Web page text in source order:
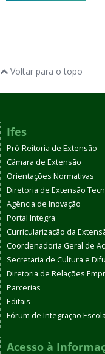
Voltar para o topo
Ifes
Pró-Reitoria de Extensão
Câmara de Extensão
Orientações Normativas
Diretoria de Extensão
Agência de Inovação
Portal Integra
Curricularização da
Coordenadoria Geral de
Secretaria de Cultura e
Diretoria de Relações
Parcerias
Editais
Fórum de Integração
Acesso à